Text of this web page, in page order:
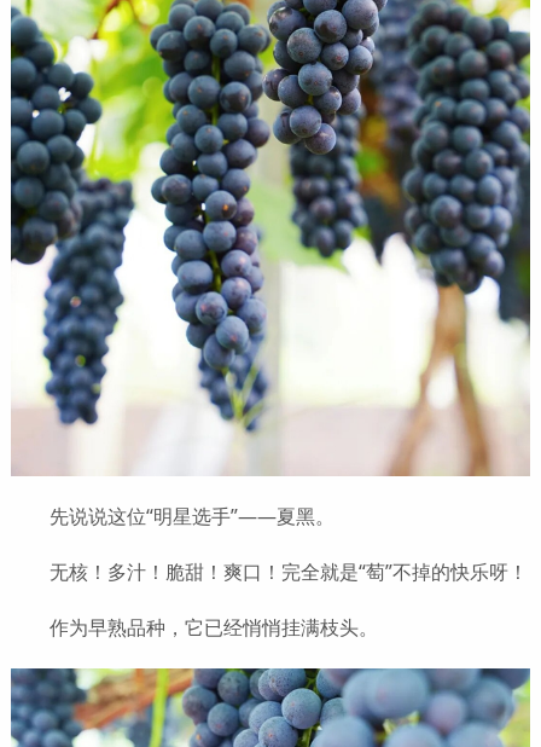
先说说这位“明星选手”——夏黑。
无核！多汁！脆甜！爽口！完全就是“萄”不掉的快乐呀！
作为早熟品种，它已经悄悄挂满枝头。